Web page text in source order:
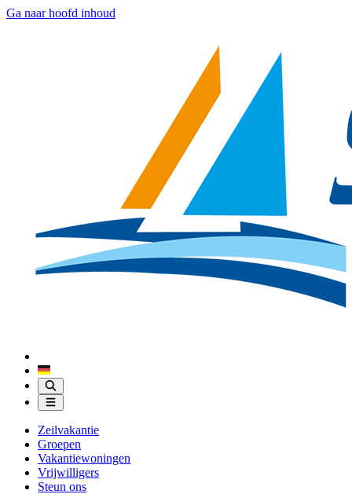
Ga naar hoofd inhoud
Zeilvakantie
Groepen
Vakantiewoningen
Vrijwilligers
Steun ons